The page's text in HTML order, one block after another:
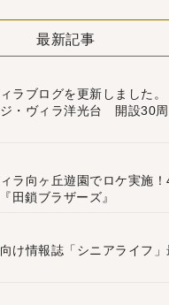
最新記事
ラブログを更新しました。
・ヴィラ洋光台 開設30
ラ向ヶ丘遊園でロケ実施
田鎖ブラザーズ』
け情報誌「シニアライフ」